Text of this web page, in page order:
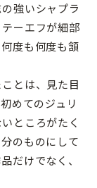
強いシャプラ
ーエフが細部
度も何度も頷
とは、見た目
めてのジュリ
ところがたく
のものにして
だけでなく、